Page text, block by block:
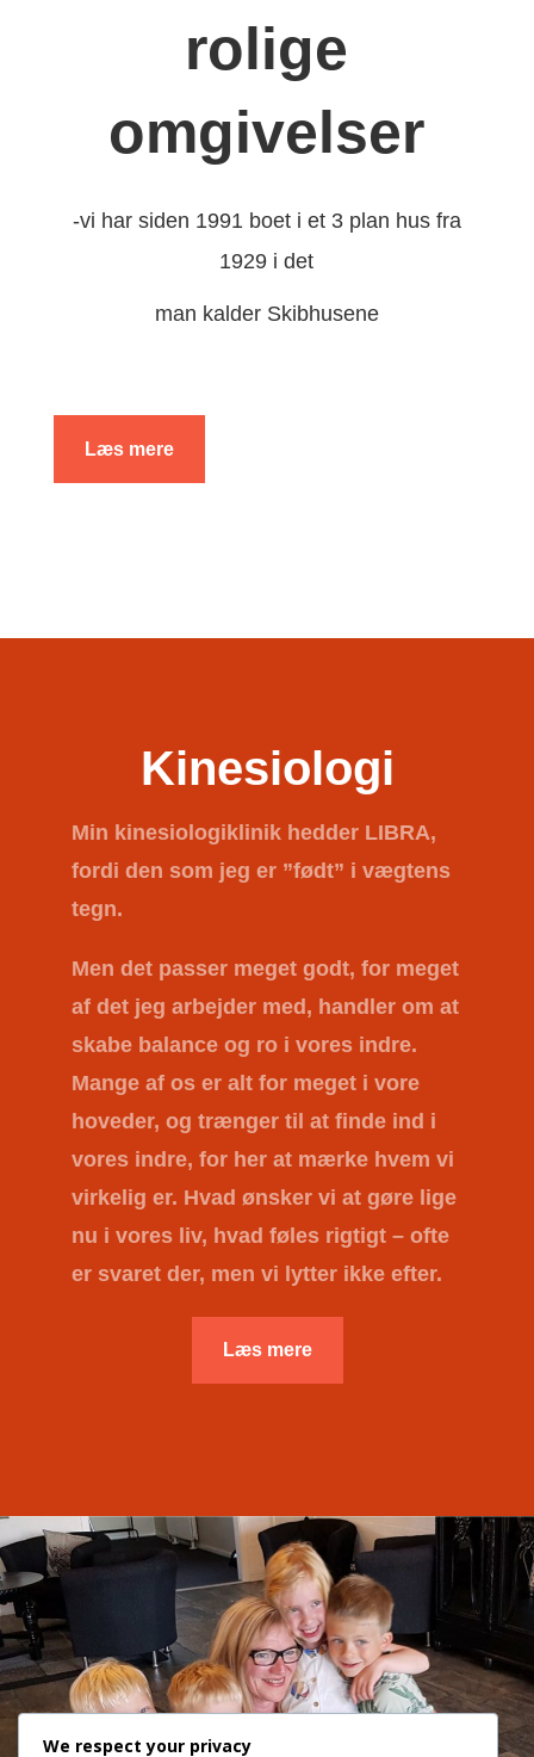
rolige
omgivelser
-vi har siden 1991 boet i et 3 plan hus fra
1929 i det
man kalder Skibhusene
Læs mere
Kinesiologi
Min kinesiologiklinik hedder LIBRA,
fordi den som jeg er ”født” i vægtens
tegn.
Men det passer meget godt, for meget
af det jeg arbejder med, handler om at
skabe balance og ro i vores indre.
Mange af os er alt for meget i vore
hoveder, og trænger til at finde ind i
vores indre, for her at mærke hvem vi
virkelig er. Hvad ønsker vi at gøre lige
nu i vores liv, hvad føles rigtigt – ofte
er svaret der, men vi lytter ikke efter.
Læs mere
We respect your privacy